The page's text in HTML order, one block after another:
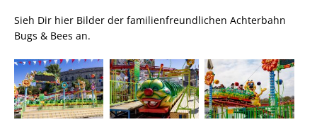
Sieh Dir hier Bilder der familienfreundlichen Achterbahn
Bugs & Bees an.